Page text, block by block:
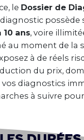
le Dossier de
possède
10 ans, voire
au moment de la
à de réels
du prix,
diagnostics
à suivre